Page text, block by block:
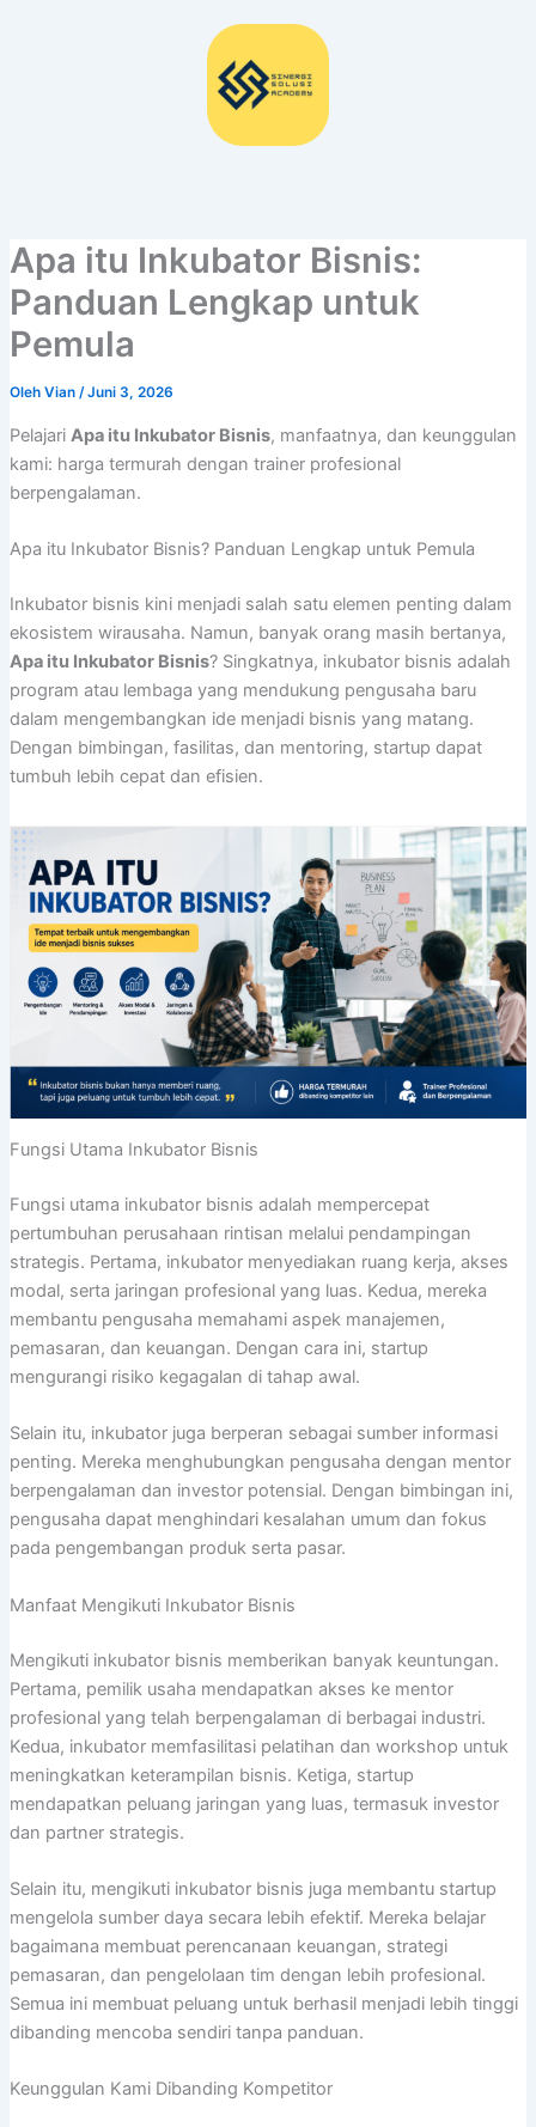
Apa itu Inkubator Bisnis:
Panduan Lengkap untuk
Pemula
Oleh Vian /Juni 3, 2026
Pelajari Apa itu Inkubator Bisnis, manfaatnya, dan keunggulan
kami: harga termurah dengan trainer profesional
berpengalaman.
Apa itu Inkubator Bisnis? Panduan Lengkap untuk Pemula
Inkubator bisnis kini menjadi salah satu elemen penting dalam
ekosistem wirausaha. Namun, banyak orang masih bertanya,
Apa itu Inkubator Bisnis? Singkatnya, inkubator bisnis adalah
program atau lembaga yang mendukung pengusaha baru
dalam mengembangkan ide menjadi bisnis yang matang.
Dengan bimbingan, fasilitas, dan mentoring, startup dapat
tumbuh lebih cepat dan efisien.
Fungsi Utama Inkubator Bisnis
Fungsi utama inkubator bisnis adalah mempercepat
pertumbuhan perusahaan rintisan melalui pendampingan
strategis. Pertama, inkubator menyediakan ruang kerja, akses
modal, serta jaringan profesional yang luas. Kedua, mereka
membantu pengusaha memahami aspek manajemen,
pemasaran, dan keuangan. Dengan cara ini, startup
mengurangi risiko kegagalan di tahap awal.
Selain itu, inkubator juga berperan sebagai sumber informasi
penting. Mereka menghubungkan pengusaha dengan mentor
berpengalaman dan investor potensial. Dengan bimbingan ini,
pengusaha dapat menghindari kesalahan umum dan fokus
pada pengembangan produk serta pasar.
Manfaat Mengikuti Inkubator Bisnis
Mengikuti inkubator bisnis memberikan banyak keuntungan.
Pertama, pemilik usaha mendapatkan akses ke mentor
profesional yang telah berpengalaman di berbagai industri.
Kedua, inkubator memfasilitasi pelatihan dan workshop untuk
meningkatkan keterampilan bisnis. Ketiga, startup
mendapatkan peluang jaringan yang luas, termasuk investor
dan partner strategis.
Selain itu, mengikuti inkubator bisnis juga membantu startup
mengelola sumber daya secara lebih efektif. Mereka belajar
bagaimana membuat perencanaan keuangan, strategi
pemasaran, dan pengelolaan tim dengan lebih profesional.
Semua ini membuat peluang untuk berhasil menjadi lebih tinggi
dibanding mencoba sendiri tanpa panduan.
Keunggulan Kami Dibanding Kompetitor